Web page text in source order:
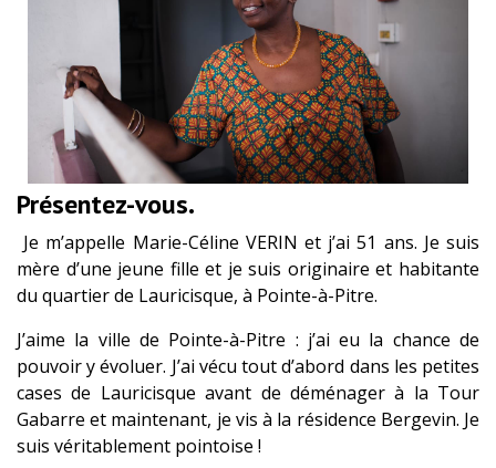
Présentez-vous.
Je m’appelle Marie-Céline VERIN et j’ai 51 ans. Je suis
mère d’une jeune fille et je suis originaire et habitante
du quartier de Lauricisque, à Pointe-à-Pitre.
J’aime la ville de Pointe-à-Pitre : j’ai eu la chance de
pouvoir y évoluer. J’ai vécu tout d’abord dans les petites
cases de Lauricisque avant de déménager à la Tour
Gabarre et maintenant, je vis à la résidence Bergevin. Je
suis véritablement pointoise !